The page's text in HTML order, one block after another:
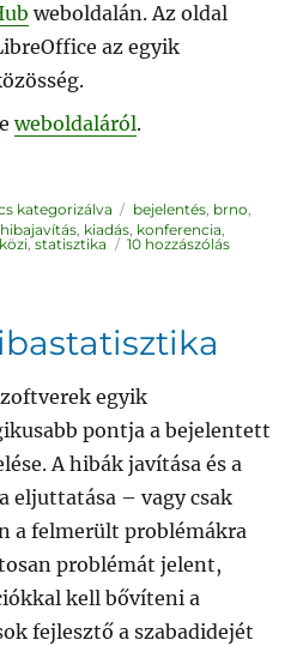
weboldalán. Az oldal
az egyik
weboldaláról.
kategorizálva Címke
bejelentés, brno,
hibajavítás kiadás konferencia
,statisztika 10 hozzászólás
egyik
pontja a bejelentett
A hibák javítása és a
eljuttatása – vagy csak
a felmerült problémákra
problémát jelent,
kell bővíteni a
fejlesztő a szabadidejét